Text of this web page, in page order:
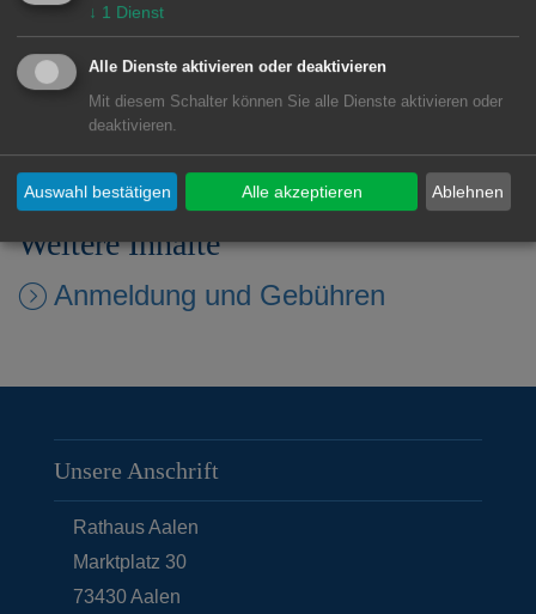
Kindertagesbetreuungsplan AKITA
2030 (pdf, 4.4 MB)
Aalener Standards
Weitere Inhalte
Anmeldung und Gebühren
Unsere Anschrift
Rathaus Aalen
Marktplatz 30
73430Aalen
↓ 1 Dienst
Alle Dienste aktivieren oder deaktivieren
Mit diesem Schalter können Sie alle Dienste aktivieren oder
deaktivieren.
Ablehnen
Auswahl bestätigen Alle akzeptieren